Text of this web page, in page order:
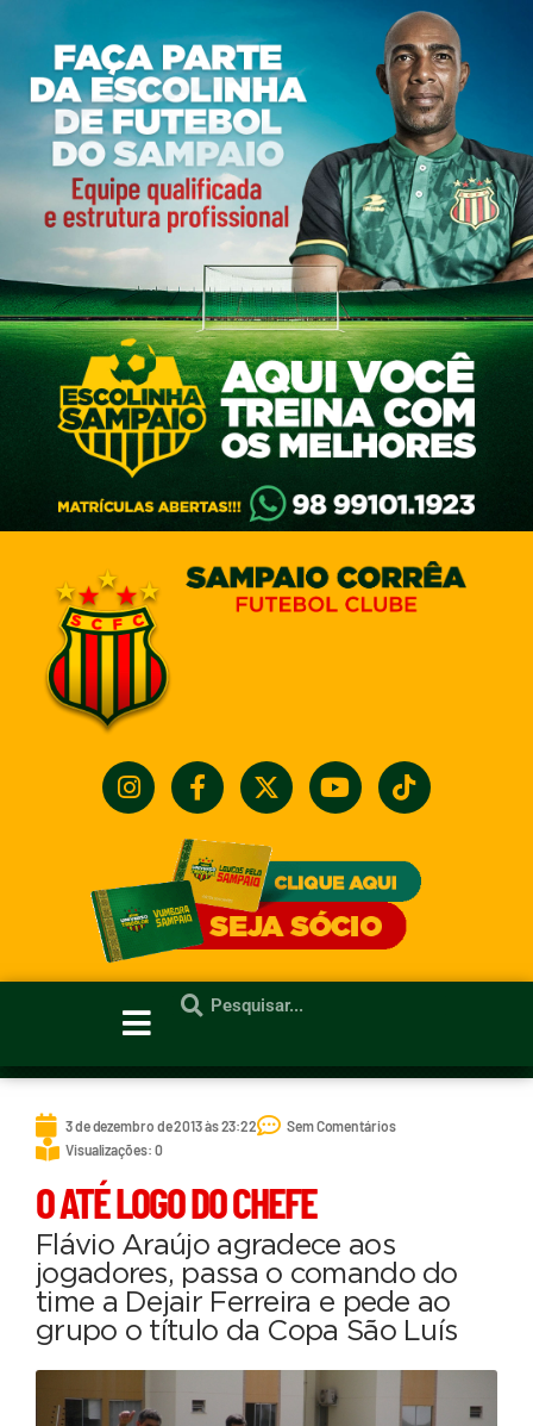
3 de dezembro de 2013 às 23:22
Sem Comentários
Visualizações: 0
O ATÉ LOGO DO CHEFE
Flávio Araújo agradece aos
jogadores, passa o comando do
time a Dejair Ferreira e pede ao
grupo o título da Copa São Luís